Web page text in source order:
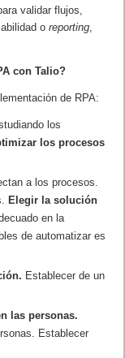
validar flujos,
oreporting
con Talio?
de RPA:
los
los procesos
a los procesos.
Elegir la solución
en la
de automatizar es
Establecer de un
las personas.
Establecer